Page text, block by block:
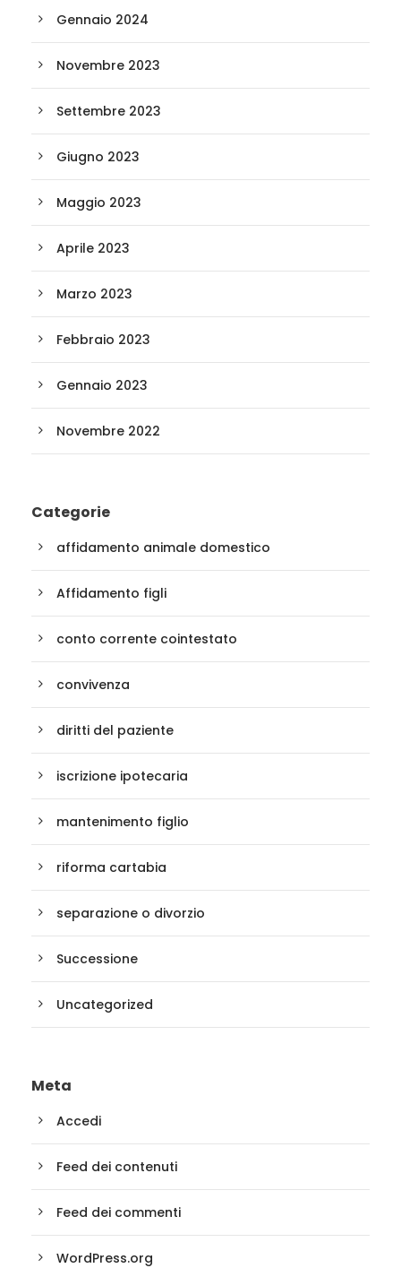
Gennaio 2024
Novembre 2023
Settembre 2023
Giugno 2023
Maggio 2023
Aprile 2023
Marzo 2023
Febbraio 2023
Gennaio 2023
Novembre 2022
Categorie
affidamento animale domestico
Affidamento figli
conto corrente cointestato
convivenza
diritti del paziente
iscrizione ipotecaria
mantenimento figlio
riforma cartabia
separazione o divorzio
Successione
Uncategorized
Meta
Accedi
Feed dei contenuti
Feed dei commenti
WordPress.org